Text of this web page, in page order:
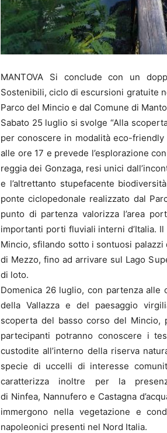
MANTOVA Si conclude con un
Sostenibili, ciclo di escursioni gratuite
Parco del Mincio e dal Comune di
Sabato 25 luglio si svolge “Alla
per conoscere in modalità eco-friendly
alle ore 17 e prevede l’esplorazione
reggia dei Gonzaga, resi unici
e l’altrettanto stupefacente
ponte ciclopedonale realizzato dal
punto di partenza valorizza l’area
importanti porti fluviali interni d’Italia.
Mincio, sfilando sotto i sontuosi
di Mezzo, fino ad arrivare sul Lago
di loto.
Domenica 26 luglio, con partenza
della Vallazza e del paesaggio
scoperta del basso corso del Mincio,
partecipanti potranno conoscere i
custodite all’interno della riserva
specie di uccelli di interesse
caratterizza inoltre per la
di Ninfea, Nannufero e Castagna
immergono nella vegetazione e
napoleonici presenti nel Nord Italia.